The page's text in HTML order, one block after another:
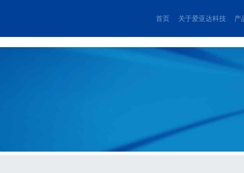
首页 关于爱亚达科技 产